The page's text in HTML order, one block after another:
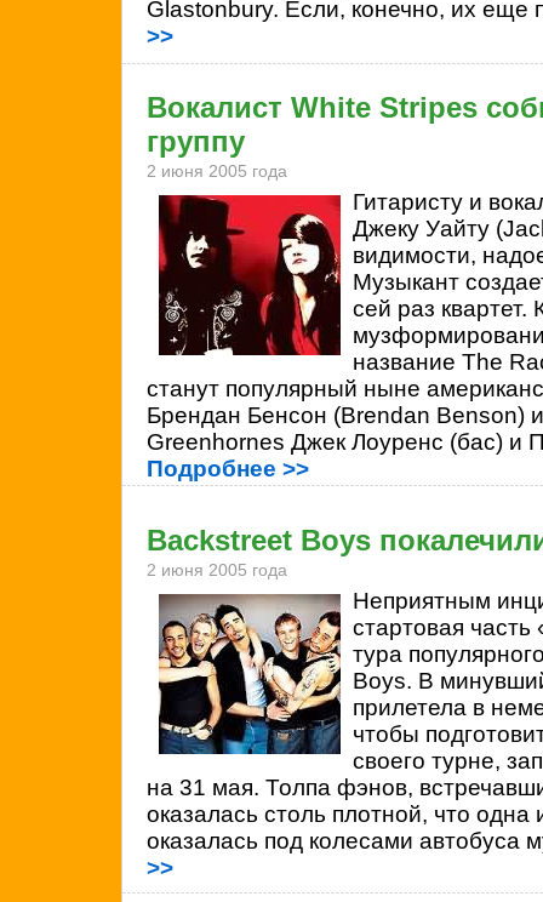
Glastonbury. Если, конечно, их еще
>>
Вокалист White Stripes
группу
2 июня 2005 года
Гитаристу и
Джеку Уайту
видимости,
Музыкант
сей раз квартет.
название The
станут популярный ныне
Брендан Бенсон (Brendan Benson)
Greenhornes Джек Лоуренс (бас) и
Подробнее >>
Backstreet Boys
2 июня 2005 года
Неприятным
стартовая часть
тура
Boys. В
прилетела в
чтобы
своего турне,
на 31 мая. Толпа фэнов,
оказалась столь плотной, что одна
оказалась под колесами автобуса
>>